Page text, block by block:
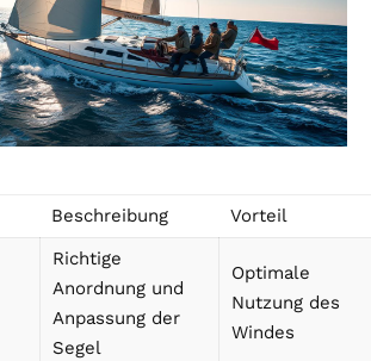
Beschreibung Vorteil
Richtige
Anordnung und
Anpassung der
Segel
Optimale
Nutzung des
Windes